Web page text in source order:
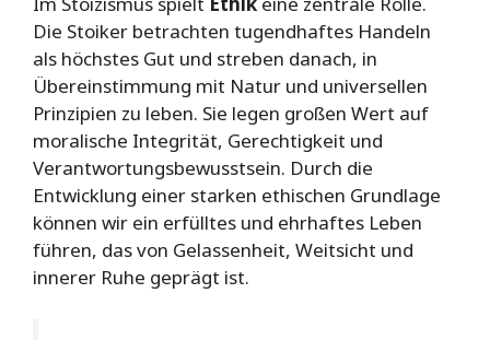
Die Stoiker betrachten tugendhaftes Handeln
als höchstes Gut und streben danach, in
Übereinstimmung mit Natur und universellen
Prinzipien zu leben. Sie legen großen Wert auf
moralische Integrität, Gerechtigkeit und
Verantwortungsbewusstsein. Durch die
Entwicklung einer starken ethischen Grundlage
können wir ein erfülltes und ehrhaftes Leben
führen, das von Gelassenheit, Weitsicht und
innerer Ruhe geprägt ist.